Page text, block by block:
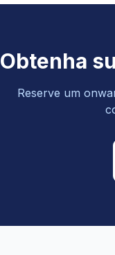
Obtenha
Reserve um